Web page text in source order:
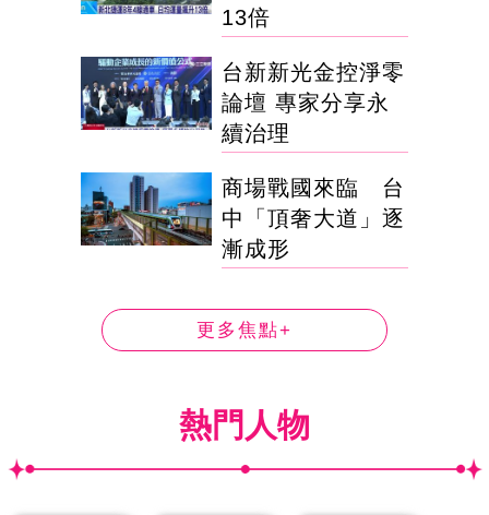
13倍
台新新光金控淨零
論壇 專家分享永
續治理
商場戰國來臨 台
中「頂奢大道」逐
漸成形
更多焦點+
熱門人物